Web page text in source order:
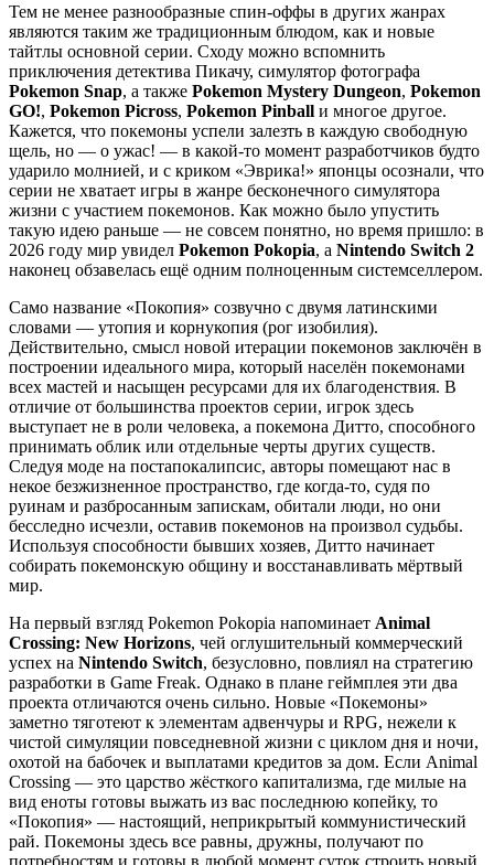
Тем не менее разнообразные спин-оффы в других жанрах
являются таким же традиционным блюдом, как и новые
тайтлы основной серии. Сходу можно вспомнить
приключения детектива Пикачу, симулятор фотографа
Pokemon Snap, а также Pokemon Mystery Dungeon, Pokemon
GO!, Pokemon Picross, Pokemon Pinball и многое другое.
Кажется, что покемоны успели залезть в каждую свободную
щель, но — о ужас! — в какой-то момент разработчиков будто
ударило молнией, и с криком «Эврика!» японцы осознали, что
серии не хватает игры в жанре бесконечного симулятора
жизни с участием покемонов. Как можно было упустить
такую идею раньше — не совсем понятно, но время пришло: в
2026 году мир увидел Pokemon Pokopia, а Nintendo Switch 2
наконец обзавелась ещё одним полноценным системселлером.
Само название «Покопия» созвучно с двумя латинскими
словами — утопия и корнукопия (рог изобилия).
Действительно, смысл новой итерации покемонов заключён в
построении идеального мира, который населён покемонами
всех мастей и насыщен ресурсами для их благоденствия. В
отличие от большинства проектов серии, игрок здесь
выступает не в роли человека, а покемона Дитто, способного
принимать облик или отдельные черты других существ.
Следуя моде на постапокалипсис, авторы помещают нас в
некое безжизненное пространство, где когда-то, судя по
руинам и разбросанным запискам, обитали люди, но они
бесследно исчезли, оставив покемонов на произвол судьбы.
Используя способности бывших хозяев, Дитто начинает
собирать покемонскую общину и восстанавливать мёртвый
мир.
На первый взгляд Pokemon Pokopia напоминает Animal
Crossing: New Horizons, чей оглушительный коммерческий
успех на Nintendo Switch, безусловно, повлиял на стратегию
разработки в Game Freak. Однако в плане геймплея эти два
проекта отличаются очень сильно. Новые «Покемоны»
заметно тяготеют к элементам адвенчуры и RPG, нежели к
чистой симуляции повседневной жизни с циклом дня и ночи,
охотой на бабочек и выплатами кредитов за дом. Если Animal
Crossing — это царство жёсткого капитализма, где милые на
вид еноты готовы выжать из вас последнюю копейку, то
«Покопия» — настоящий, неприкрытый коммунистический
рай. Покемоны здесь все равны, дружны, получают по
потребностям и готовы в любой момент суток строить новый